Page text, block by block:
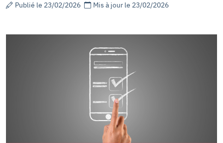
Publié le 23/02/2026 Mis à jour le 23/02/2026